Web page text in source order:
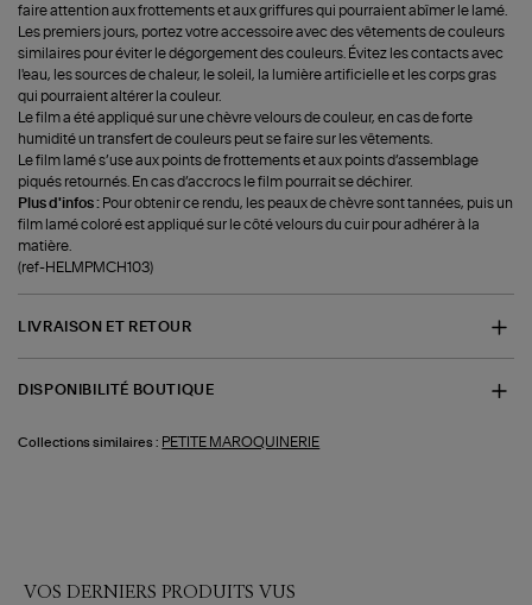
faire attention aux frottements et aux griffures qui pourraient abîmer le lamé.
Les premiers jours, portez votre accessoire avec des vêtements de couleurs
similaires pour éviter le dégorgement des couleurs. Évitez les contacts avec
l'eau, les sources de chaleur, le soleil, la lumière artificielle et les corps gras
qui pourraient altérer la couleur.
Le film a été appliqué sur une chèvre velours de couleur, en cas de forte
humidité un transfert de couleurs peut se faire sur les vêtements.
Le film lamé s’use aux points de frottements et aux points d’assemblage
piqués retournés. En cas d’accrocs le film pourrait se déchirer.
Plus d'infos : Pour obtenir ce rendu, les peaux de chèvre sont tannées, puis un
film lamé coloré est appliqué sur le côté velours du cuir pour adhérer à la
matière.
(ref-HELMPMCH103)
LIVRAISON ET RETOUR
DISPONIBILITÉ BOUTIQUE
Collections similaires : PETITE MAROQUINERIE
VOS DERNIERS PRODUITS VUS